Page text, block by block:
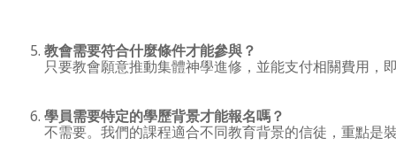
教會需要符合什麼條件才能參與？
只要教會願意推動集體神學進修，並能支付相關費用，
學員需要特定的學歷背景才能報名嗎？
不需要。我們的課程適合不同教育背景的信徒，重點是